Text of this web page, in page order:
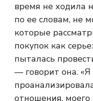
время не ходила
по ее словам, не
которые
покупок как
пыталась
— говорит она. «Я
отношения, моего